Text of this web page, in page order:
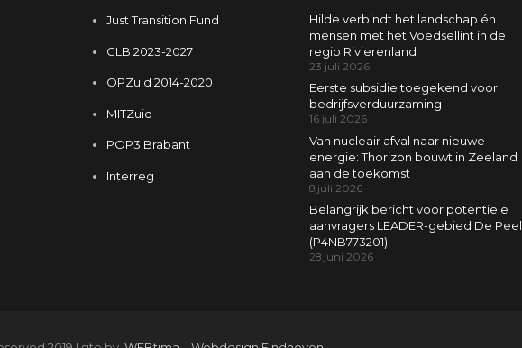
Just Transition Fund
GLB 2023-2027
OPZuid 2014-2020
MITZuid
POP3 Brabant
Interreg
Hilde verbindt het landschap én
mensen met het Voedsellint in de
regio Rivierenland
23 juli 2026
Eerste subsidie toegekend voor
bedrijfsverduurzaming
16 juli 2026
Van nucleair afval naar nieuwe
energie: Thorizon bouwt in Zeeland
aan de toekomst
8 juli 2026
Belangrijk bericht voor potentiële
aanvragers LEADER-gebied De Peel
(P4NB773201)
28 juni 2026